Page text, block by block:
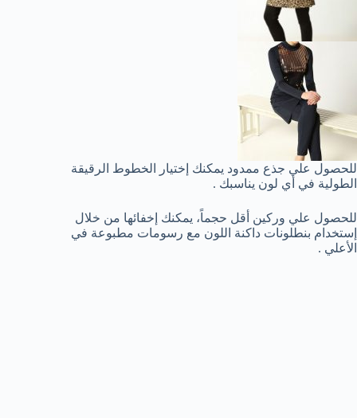
للحصول علي جذع ممدود يمكنك إختيار الخطوط الرقيقة
الطولية في أي لون يناسبك .
للحصول علي وركين أقل حجماً، يمكنك إخفائها من خلال
إستخدام بنطلونات داكنة اللون مع رسومات مطبوعة في
الأعلي .